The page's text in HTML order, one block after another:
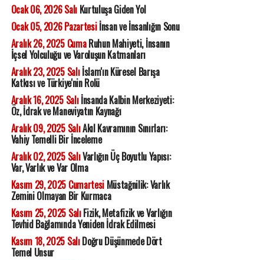
Ocak 06, 2026 SalıKurtuluşa Giden Yol
Ocak 05, 2026 Pazartesiİnsan ve İnsanlığın Sonu
Aralık 26, 2025 CumaRuhun Mahiyeti, İnsanın
İçsel Yolculuğu ve Varoluşun Katmanları
Aralık 23, 2025 Salıİslam'ın Küresel Barışa
Katkısı ve Türkiye'nin Rolü
Aralık 16, 2025 Salıİnsanda Kalbin Merkeziyeti:
Öz, İdrak ve Maneviyatın Kaynağı
Aralık 09, 2025 SalıAkıl Kavramının Sınırları:
Vahiy Temelli Bir İnceleme
Aralık 02, 2025 SalıVarlığın Üç Boyutlu Yapısı:
Var, Varlık ve Var Olma
Kasım 29, 2025 CumartesiMüstağnilik: Varlık
Zemini Olmayan Bir Kurmaca
Kasım 25, 2025 SalıFizik, Metafizik ve Varlığın
Tevhid Bağlamında Yeniden İdrak Edilmesi
Kasım 18, 2025 SalıDoğru Düşünmede Dört
Temel Unsur